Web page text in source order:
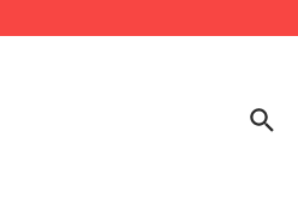
MENGHADAPI PERUBAHAN SOSIAL
atas Kasus Melonjaknya Harga dan
Bersubsidi.